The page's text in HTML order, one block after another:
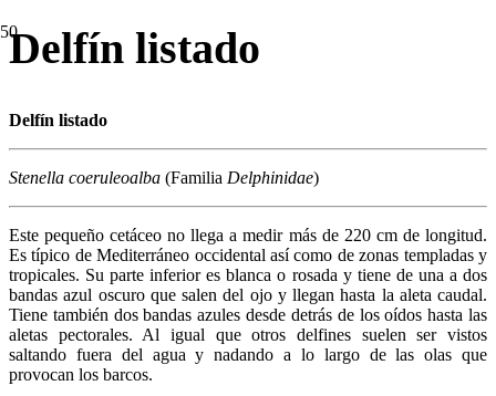
Delfín listado
Delfín listado
Stenella coeruleoalba (Familia Delphinidae)
Este pequeño cetáceo no llega a medir más de 220 cm de longitud.
Es típico de Mediterráneo occidental así como de zonas templadas y
tropicales. Su parte inferior es blanca o rosada y tiene de una a dos
bandas azul oscuro que salen del ojo y llegan hasta la aleta caudal.
Tiene también dos bandas azules desde detrás de los oídos hasta las
aletas pectorales. Al igual que otros delfines suelen ser vistos
saltando fuera del agua y nadando a lo largo de las olas que
provocan los barcos.